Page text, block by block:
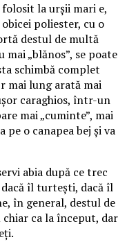
la urșii mari e,
poliester, cu o
destul de multă
mai „blănos”, se poate
schimbă complet
mai lung arată mai
caraghios, într-un
mai „cuminte”, mai
pe o canapea bej și va
abia după ce trec
îl turtești, dacă îl
în general, destul de
ca la început, dar